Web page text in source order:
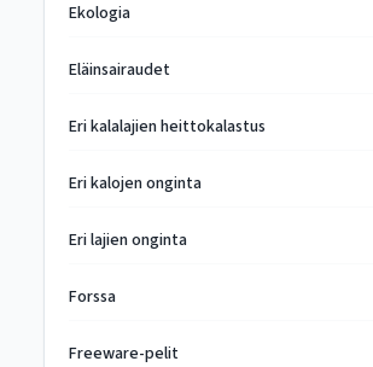
Ekologia
Eläinsairaudet
Eri kalalajien heittokalastus
Eri kalojen onginta
Eri lajien onginta
Forssa
Freeware-pelit